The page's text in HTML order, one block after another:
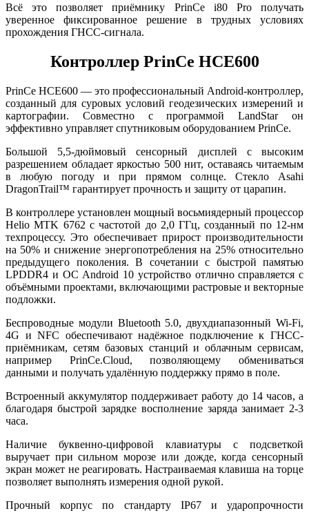
Всё это позволяет приёмнику PrinCe i80 Pro получать
уверенное фиксированное решение в трудных условиях
прохождения ГНСС-сигнала.
Контроллер PrinCe HCE600
PrinCe HCE600 — это профессиональный Android-контроллер,
созданный для суровых условий геодезических измерений и
картографии. Совместно с программой LandStar он
эффективно управляет спутниковым оборудованием PrinCe.
Большой 5,5-дюймовый сенсорный дисплей с высоким
разрешением обладает яркостью 500 нит, оставаясь читаемым
в любую погоду и при прямом солнце. Стекло Asahi
DragonTrail™ гарантирует прочность и защиту от царапин.
В контроллере установлен мощный восьмиядерный процессор
Helio MTK 6762 с частотой до 2,0 ГГц, созданный по 12-нм
техпроцессу. Это обеспечивает прирост производительности
на 50% и снижение энергопотребления на 25% относительно
предыдущего поколения. В сочетании с быстрой памятью
LPDDR4 и ОС Android 10 устройство отлично справляется с
объёмными проектами, включающими растровые и векторные
подложки.
Беспроводные модули Bluetooth 5.0, двухдиапазонный Wi-Fi,
4G и NFC обеспечивают надёжное подключение к ГНСС-
приёмникам, сетям базовых станций и облачным сервисам,
например PrinCe.Cloud, позволяющему обмениваться
данными и получать удалённую поддержку прямо в поле.
Встроенный аккумулятор поддерживает работу до 14 часов, а
благодаря быстрой зарядке восполнение заряда занимает 2-3
часа.
Наличие буквенно-цифровой клавиатуры с подсветкой
выручает при сильном морозе или дожде, когда сенсорный
экран может не реагировать. Настраиваемая клавиша на торце
позволяет выполнять измерения одной рукой.
Прочный корпус по стандарту IP67 и ударопрочности